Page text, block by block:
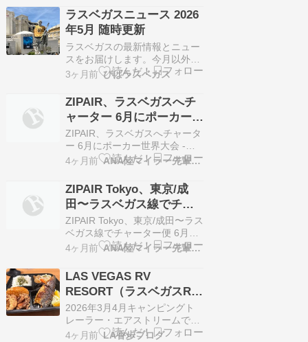
行距離：294.1マイル
（473km）、5時間23分 3日間
のコーチェラ・フェスティバル
が終わりました。 最終日のライ
ブは深夜12時まで。テント…
ラスベガスニュース 2026
年5月 随時更新
ラスベガスの最新情報とニュー
スをお届けします。今月以外の
ニュースはこちらから Xでもラ
す。@biba_lasvegasフォロー
してね！ NHLベガス・ゴールデ
ン・ナイツはプレーオフ2回戦
に進みました。写真はナイツの
ジャージを着るシーザー像（シ
ーザーズパ…
3ヶ月前 びばラスベガス
ZIPAIR、ラスベガスへチ
ャーター 6月にポーカー世
界大会
ZIPAIR、ラスベガスへチャータ
ー 6月にポーカー世界大会 -
Aviation Wire 続きを読む
4ヶ月前 ANA陸マイラー先輩方の知恵
ZIPAIR Tokyo、東京/成
田〜ラスベガス線でチャ
ーター便 6月に1往復
ZIPAIR Tokyo、東京/成田〜ラス
ベガス線でチャーター便 6月に
1往復 - TRAICY 続きを読む
4ヶ月前 ANA陸マイラー先輩方の知恵
LAS VEGAS RV
RESORT（ラスベガスRV
リゾート）・RVパーク＆
日本のお弁当
2026年3月4月キャンピングト
レーラー・エアストリームでLA
からユタ州へロードトリップし
4ヶ月前 LA香歩ブログ